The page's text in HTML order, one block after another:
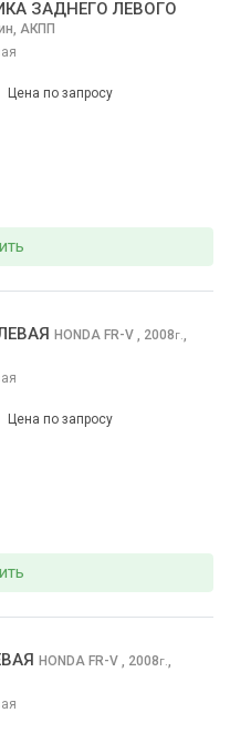
ЗАДНЕГО ЛЕВОГО
АКПП
Цена по запросу
HONDA FR-V , 2008г.,
Цена по запросу
HONDA FR-V , 2008г.,